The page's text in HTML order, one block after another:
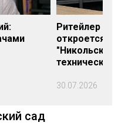
Ритейлер
откроется
технических
30.07.2026
сад